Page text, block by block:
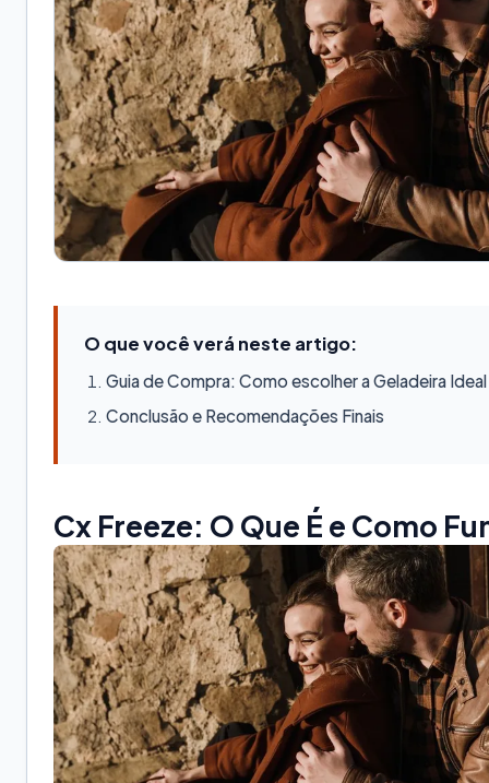
O que você verá neste artigo:
Guia de Compra: Como escolher a Geladeira Ideal
Conclusão e Recomendações Finais
Cx Freeze: O Que É e Como